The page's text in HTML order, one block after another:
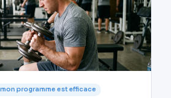
programme est efficace